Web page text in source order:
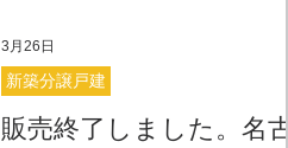
販売終了しました。名古
新築分譲戸建
3月26日